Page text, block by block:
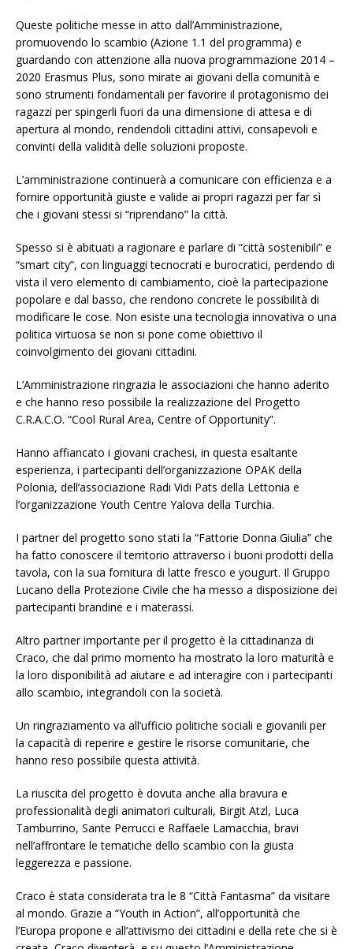
Queste politiche messe in atto dall’Amministrazione,
promuovendo lo scambio (Azione 1.1 del programma) e
guardando con attenzione alla nuova programmazione 2014 –
2020 Erasmus Plus, sono mirate ai giovani della comunità e
sono strumenti fondamentali per favorire il protagonismo dei
ragazzi per spingerli fuori da una dimensione di attesa e di
apertura al mondo, rendendoli cittadini attivi, consapevoli e
convinti della validità delle soluzioni proposte.
L’amministrazione continuerà a comunicare con efficienza e a
fornire opportunità giuste e valide ai propri ragazzi per far sì
che i giovani stessi si “riprendano” la città.
Spesso si è abituati a ragionare e parlare di “città sostenibili” e
“smart city”, con linguaggi tecnocrati e burocratici, perdendo di
vista il vero elemento di cambiamento, cioè la partecipazione
popolare e dal basso, che rendono concrete le possibilità di
modificare le cose. Non esiste una tecnologia innovativa o una
politica virtuosa se non si pone come obiettivo il
coinvolgimento dei giovani cittadini.
L’Amministrazione ringrazia le associazioni che hanno aderito
e che hanno reso possibile la realizzazione del Progetto
C.R.A.C.O. “Cool Rural Area, Centre of Opportunity”.
Hanno affiancato i giovani crachesi, in questa esaltante
esperienza, i partecipanti dell’organizzazione OPAK della
Polonia, dell’associazione Radi Vidi Pats della Lettonia e
l’organizzazione Youth Centre Yalova della Turchia.
I partner del progetto sono stati la “Fattorie Donna Giulia” che
ha fatto conoscere il territorio attraverso i buoni prodotti della
tavola, con la sua fornitura di latte fresco e yougurt. Il Gruppo
Lucano della Protezione Civile che ha messo a disposizione dei
partecipanti brandine e i materassi.
Altro partner importante per il progetto è la cittadinanza di
Craco, che dal primo momento ha mostrato la loro maturità e
la loro disponibilità ad aiutare e ad interagire con i partecipanti
allo scambio, integrandoli con la società.
Un ringraziamento va all’ufficio politiche sociali e giovanili per
la capacità di reperire e gestire le risorse comunitarie, che
hanno reso possibile questa attività.
La riuscita del progetto è dovuta anche alla bravura e
professionalità degli animatori culturali, Birgit Atzl, Luca
Tamburrino, Sante Perrucci e Raffaele Lamacchia, bravi
nell’affrontare le tematiche dello scambio con la giusta
leggerezza e passione.
Craco è stata considerata tra le 8 “Città Fantasma” da visitare
al mondo. Grazie a “Youth in Action”, all’opportunità che
l’Europa propone e all’attivismo dei cittadini e della rete che si è